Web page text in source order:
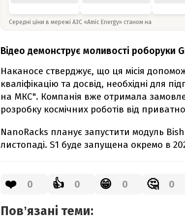
Середні ціни в мережі АЗС «Amic Energy» станом на
Відео демонструє моливості роборуки
Наканосе стверджує, що ця місія
кваліфікацію та досвід, необхідні для
на МКС". Компанія вже отримала
розробку космічних роботів від
NanoRacks планує запустити модуль
листопаді. S1 буде запущена окремо в
❤️ 0 👍 0 😁 0 🤔 0
Повʼязані теми: